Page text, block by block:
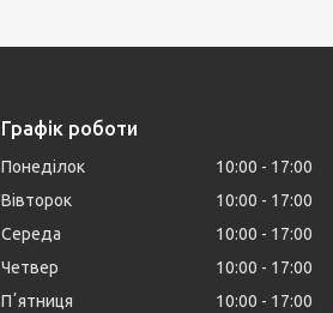
Графік роботи
Понеділок 10:00
17:00
Вівторок
10:00
17:00
Середа
10:00
17:00
Четвер
10:00
17:00
Пʼятниця
10:00
17:00